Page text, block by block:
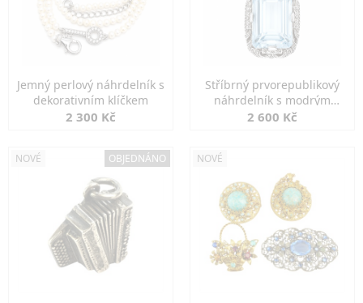
Jemný perlový náhrdelník s
dekorativním klíčkem
2 300 Kč
Stříbrný prvorepublikový
náhrdelník s modrým
spinelem
2 600 Kč
NOVÉ OBJEDNÁNO NOVÉ